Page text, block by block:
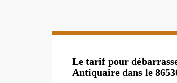
Le tarif pour
Antiquaire dans le